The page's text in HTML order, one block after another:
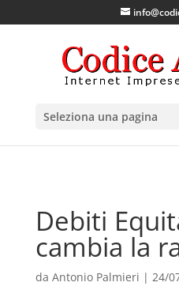
Seleziona una pagina
Debiti
cambia la
da Antonio Palmieri | 24/